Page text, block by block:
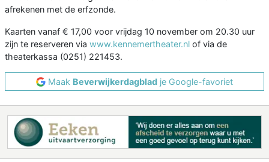
afrekenen met de erfzonde.
Kaarten vanaf € 17,00 voor vrijdag 10 november om 20.30 uur
zijn te reserveren via www.kennemertheater.nl of via de
theaterkassa (0251) 221453.
Maak Beverwijkerdagblad je Google-favoriet